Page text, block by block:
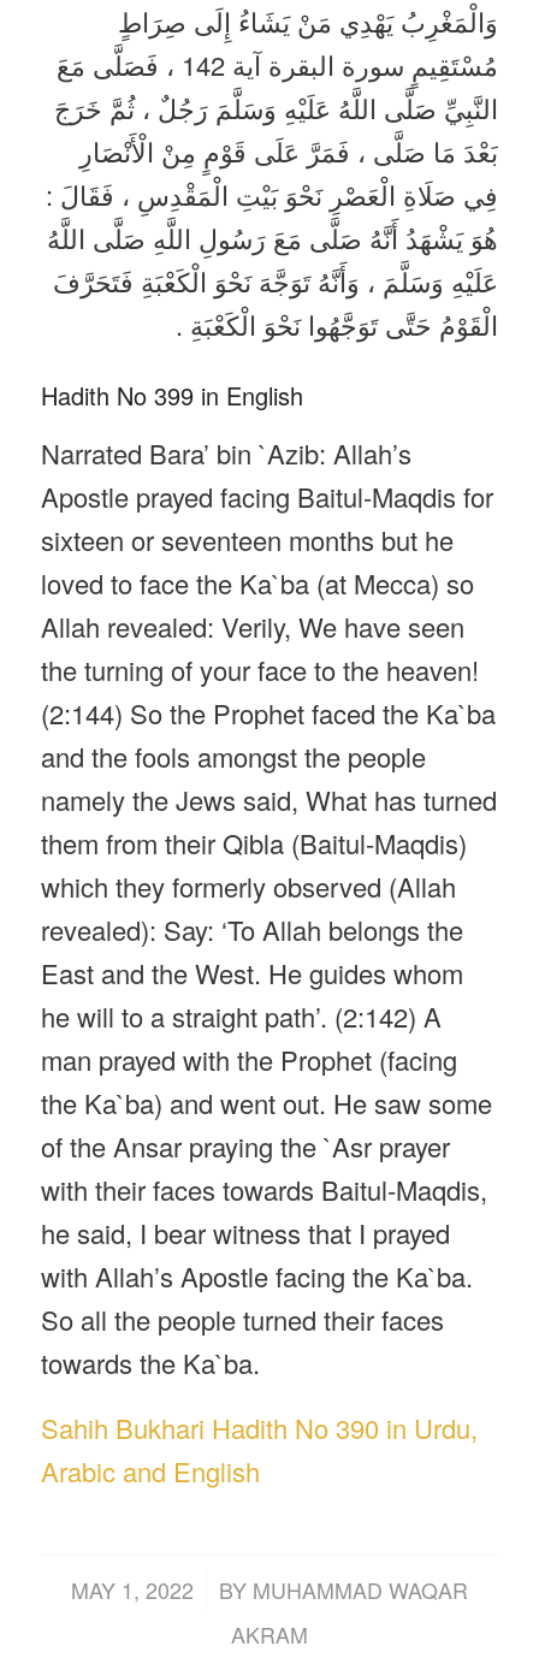
وَالْمَغْرِبُ يَهْدِي مَنْ يَشَاءُ إِلَى صِرَاطٍ
مُسْتَقِيمٍ سورة البقرة آية 142 ، فَصَلَّى مَعَ
النَّبِيِّ صَلَّى اللَّهُ عَلَيْهِ وَسَلَّمَ رَجُلٌ ، ثُمَّ خَرَجَ
بَعْدَ مَا صَلَّى ، فَمَرَّ عَلَى قَوْمٍ مِنْ الْأَنْصَارِ
فِي صَلَاةِ الْعَصْرِ نَحْوَ بَيْتِ الْمَقْدِسِ ، فَقَالَ :
هُوَ يَشْهَدُ أَنَّهُ صَلَّى مَعَ رَسُولِ اللَّهِ صَلَّى اللَّهُ
عَلَيْهِ وَسَلَّمَ ، وَأَنَّهُ تَوَجَّهَ نَحْوَ الْكَعْبَةِ فَتَحَرَّفَ
الْقَوْمُ حَتَّى تَوَجَّهُوا نَحْوَ الْكَعْبَةِ .
Hadith No 399 in English
Narrated Bara’ bin `Azib: Allah’s
Apostle prayed facing Baitul-Maqdis for
sixteen or seventeen months but he
loved to face the Ka`ba (at Mecca) so
Allah revealed: Verily, We have seen
the turning of your face to the heaven!
(2:144) So the Prophet faced the Ka`ba
and the fools amongst the people
namely the Jews said, What has turned
them from their Qibla (Baitul-Maqdis)
which they formerly observed (Allah
revealed): Say: ‘To Allah belongs the
East and the West. He guides whom
he will to a straight path’. (2:142) A
man prayed with the Prophet (facing
the Ka`ba) and went out. He saw some
of the Ansar praying the `Asr prayer
with their faces towards Baitul-Maqdis,
he said, I bear witness that I prayed
with Allah’s Apostle facing the Ka`ba.
So all the people turned their faces
towards the Ka`ba.
Sahih Bukhari Hadith No 390 in Urdu,
Arabic and English
MAY 1, 2022
/ BY MUHAMMAD WAQAR
AKRAM